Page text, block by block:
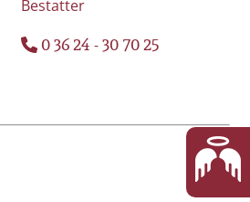
Bestatter
0 36 24 - 30 70 25